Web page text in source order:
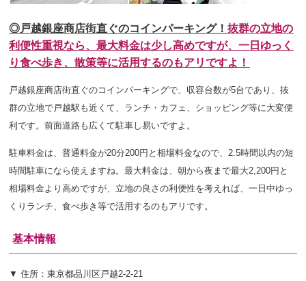
◎戸越銀座商店街直ぐのコインパーキング！抜群の立地の
利便性重視なら、最大料金は少し高めですが、一日ゆっく
り食べ歩き、散策等に活用するのもアリですよ！
戸越銀座商店街直ぐのコインパーキングで、収容台数が5台であり、抜
群の立地で戸越駅も近くて、ランチ・カフェ、ショッピング等に大変便
利です。前面道路も広くて駐車し易いですよ。
駐車料金は、普通料金が20分200円と相場料金なので、2.5時間以内の短
時間駐車になら使えますね。最大料金は、朝から夜まで最大2,200円と
相場料金より高めですが、立地の良さの利便性を考えれば、一日中ゆっ
くりランチ、食べ歩き等で活用するのもアリです。
基本情報
▼ 住所：東京都品川区戸越2-2-21